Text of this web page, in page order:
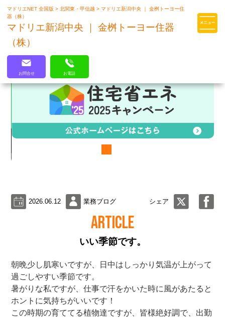
マドリエはLIXILの厳しい基準を
マドリエNET 全国版>北関東・甲信越>マドリエ新潟中央 ｜ 金桝トーヨー住
器（株）
マドリエ新潟中央 ｜ 金桝トーヨー住器
（株）
お問合せ お電話
2026.06.12 業務ブログ シェア
ARTICLE
いい季節です。